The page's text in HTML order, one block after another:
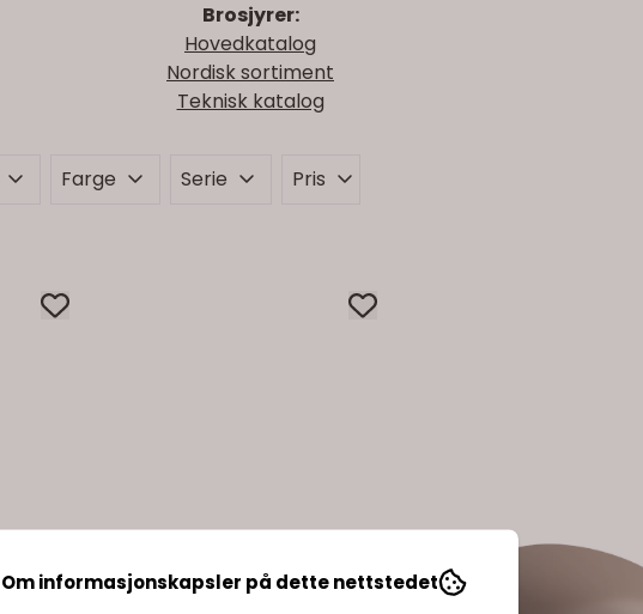
Brosjyrer:
Hovedkatalog
Nordisk sortiment
Teknisk katalog
Farge Serie Pris
Om informasjonskapsler på dette nettstedet